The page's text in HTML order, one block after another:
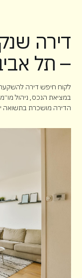
דירה
– תל
לקוח חיפש דירה
במציאת הנכס, ניהול
הדירה מושכרת בתשואה